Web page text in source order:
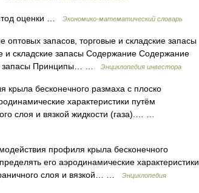
оценки … Экономико-математический словарь
запасов, торговые и складские запасы
и складские запасы Содержание Содержание
запасы Принципы… …
Энциклопедия инвестора
бесконечного размаха с плоско
характеристики путём
слоя и вязкой жидкости (газа).… …
профиля крыла бесконечного
его аэродинамические характеристики
слоя и вязкой… …
Энциклопедия